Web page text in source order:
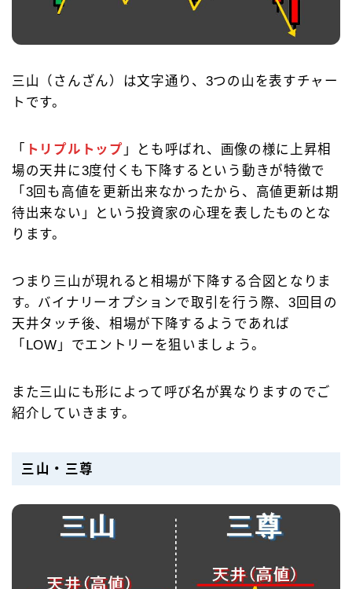
三山（さんざん）は文字通り、3つの山を表すチャー
トです。
「 トリプルトップ 」とも呼ばれ、画像の様に上昇相
場の天井に3度付くも下降するという動きが特徴で
「3回も高値を更新出来なかったから、高値更新は期
待出来ない」という投資家の心理を表したものとな
ります。
つまり三山が現れると相場が下降する合図となりま
す。バイナリーオプションで取引を行う際、3回目の
天井タッチ後、相場が下降するようであれば
「LOW」でエントリーを狙いましょう。
また三山にも形によって呼び名が異なりますのでご
紹介していきます。
三山・三尊